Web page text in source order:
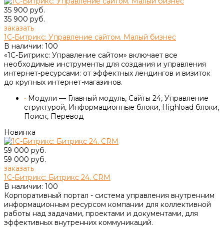
35 900 руб.
35 900 руб.
заказать
1С-Битрикс: Управление сайтом. Малый бизнес
В наличии: 100
«1С-Битрикс: Управление сайтом» включает все
необходимые инструменты для создания и управления
интернет-ресурсами: от эффектных лендингов и визиток
до крупных интернет-магазинов.
• Модули — Главный модуль, Сайты 24, Управление
структурой, Информационные блоки, Highload блоки,
Поиск, Перевод
Новинка
59 000 руб.
59 000 руб.
заказать
1С-Битрикс: Битрикс 24. CRM
В наличии: 100
Корпоративный портал - система управления внутренним
информационным ресурсом компании для коллективной
работы над задачами, проектами и документами, для
эффективных внутренних коммуникаций.